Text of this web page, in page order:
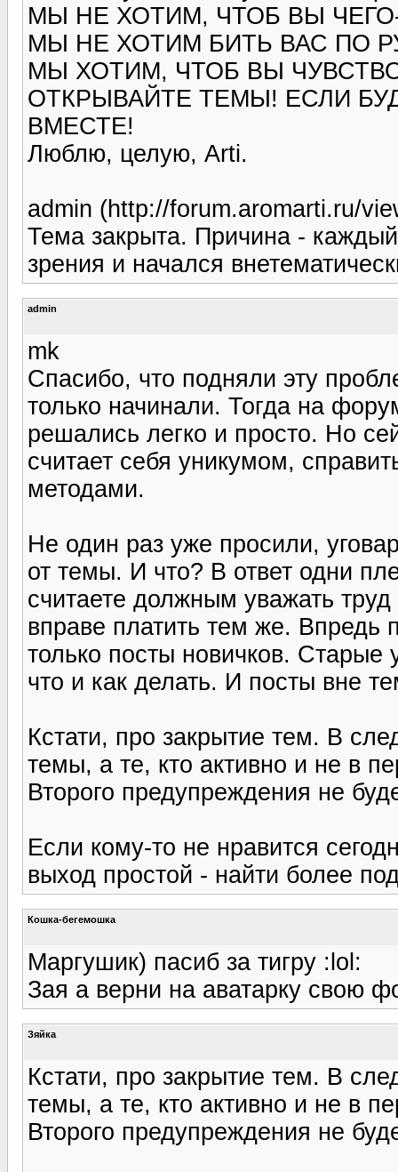
МЫ НЕ ХОТИМ, ЧТОБ ВЫ
МЫ НЕ ХОТИМ БИТЬ ВАС ПО
МЫ ХОТИМ, ЧТОБ ВЫ
ОТКРЫВАЙТЕ ТЕМЫ! ЕСЛИ
ВМЕСТЕ!
Люблю, целую, Arti.
admin (http://forum.aromarti.ru/
Тема закрыта. Причина -
зрения и начался
admin
mk
Спасибо, что подняли эту
только начинали. Тогда на
решались легко и просто. Но
считает себя уникумом,
методами.
Не один раз уже просили,
от темы. И что? В ответ одни
считаете должным уважать
вправе платить тем же. Впредь
только посты новичков. Старые
что и как делать. И посты вне
Кстати, про закрытие тем. В
темы, а те, кто активно и не в
Второго предупреждения не
Если кому-то не нравится
выход простой - найти более
Кошка-бегемошка
Маргушик) пасиб за тигру :lol:
Зая а верни на аватарку свою
Зяйка
Кстати, про закрытие тем. В
темы, а те, кто активно и не в
Второго предупреждения не